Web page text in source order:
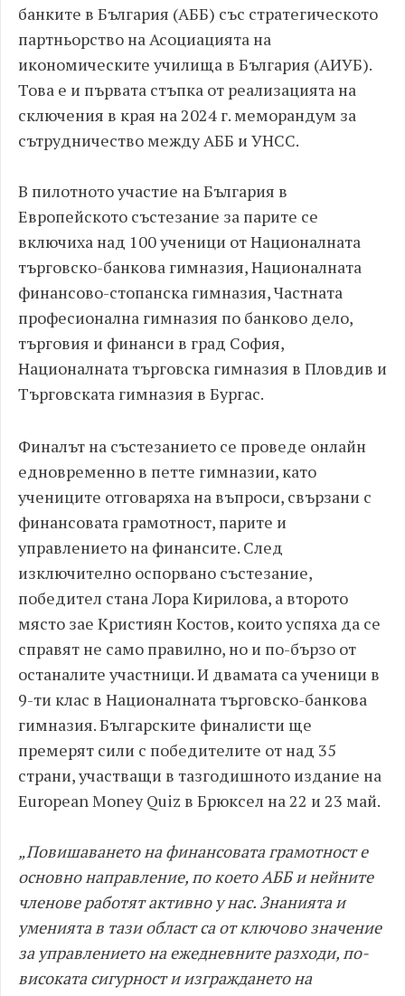
банките в България (АББ) със стратегическото
партньорство на Асоциацията на
икономическите училища в България (АИУБ).
Това е и първата стъпка от реализацията на
сключения в края на 2024 г. меморандум за
сътрудничество между АББ и УНСС.
В пилотното участие на България в
Европейското състезание за парите се
включиха над 100 ученици от Националната
търговско-банкова гимназия, Националната
финансово-стопанска гимназия, Частната
професионална гимназия по банково дело,
търговия и финанси в град София,
Националната търговска гимназия в Пловдив и
Търговската гимназия в Бургас.
Финалът на състезанието се проведе онлайн
едновременно в петте гимназии, като
учениците отговаряха на въпроси, свързани с
финансовата грамотност, парите и
управлението на финансите. След
изключително оспорвано състезание,
победител стана Лора Кирилова, а второто
място зае Кристиян Костов, които успяха да се
справят не само правилно, но и по-бързо от
останалите участници. И двамата са ученици в
9-ти клас в Националната търговско-банкова
гимназия. Българските финалисти ще
премерят сили с победителите от над 35
страни, участващи в тазгодишното издание на
European Money Quiz в Брюксел на 22 и 23 май.
„Повишаването на финансовата грамотност е
основно направление, по което АББ и нейните
членове работят активно у нас. Знанията и
уменията в тази област са от ключово значение
за управлението на ежедневните разходи, по-
високата сигурност и изграждането на